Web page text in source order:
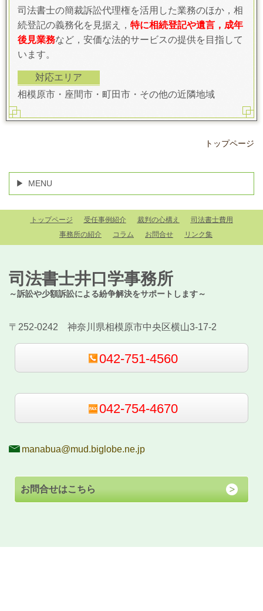
司法書士の簡裁訴訟代理権を活用した業務のほか，相
続登記の義務化を見据え， 特に相続登記や遺言，成年
後見業務など，安価な法的サービスの提供を目指して
います。
対応エリア
相模原市・座間市・町田市・その他の近隣地域
トップページ
MENU
トップページ 受任事例紹介 裁判の心構え
司法書士費用
事務所の紹介
コラム お問合せ リンク集
司法書士井口学事務所
～訴訟や少額訴訟による紛争解決をサポートします～
〒252-0242 神奈川県相模原市中央区横山3-17-2
042-751-4560
042-754-4670
manabua@mud.biglobe.ne.jp
お問合せはこちら